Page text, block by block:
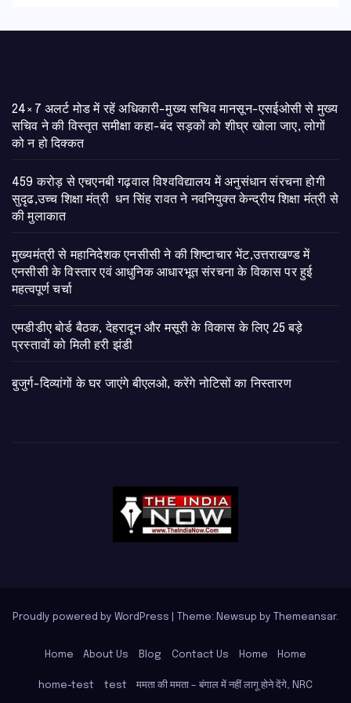
24×7 अलर्ट मोड में रहें अधिकारी-मुख्य सचिव मानसून-एसईओसी से मुख्य
सचिव ने की विस्तृत समीक्षा कहा-बंद सड़कों को शीघ्र खोला जाए, लोगों
को न हो दिक्कत
459 करोड़ से एचएनबी गढ़वाल विश्वविद्यालय में अनुसंधान संरचना होगी
सुदृढ,उच्च शिक्षा मंत्री धन सिंह रावत ने नवनियुक्त केन्द्रीय शिक्षा मंत्री से
की मुलाकात
मुख्यमंत्री से महानिदेशक एनसीसी ने की शिष्टाचार भेंट,उत्तराखण्ड में
एनसीसी के विस्तार एवं आधुनिक आधारभूत संरचना के विकास पर हुई
महत्वपूर्ण चर्चा
एमडीडीए बोर्ड बैठक, देहरादून और मसूरी के विकास के लिए 25 बड़े
प्रस्तावों को मिली हरी झंडी
बुजुर्ग-दिव्यांगों के घर जाएंगे बीएलओ, करेंगे नोटिसों का निस्तारण
Proudly powered by WordPress Theme: Newsup by Themeansar.
Home About Us Blog Contact Us Home Home
home-test test ममता की ममता – बंगाल में नहीं लागू होने देंगे, NRC